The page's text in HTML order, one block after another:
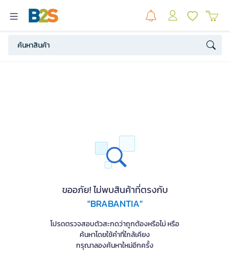
ขออภัย! ไม่พบสินค้าที่ตรงกับ
"BRABANTIA"
โปรดตรวจสอบตัวสะกดว่าถูกต้องหรือไม่ หรือ
ค้นหาโดยใช้คำที่ใกล้เคียง
กรุณาลองค้นหาใหม่อีกครั้ง